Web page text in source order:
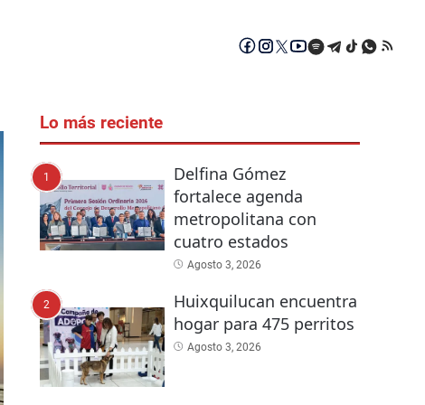
Lo más reciente
1
Delfina Gómez
fortalece agenda
metropolitana con
cuatro estados
Agosto 3, 2026
2
Huixquilucan encuentra
hogar para 475 perritos
Agosto 3, 2026